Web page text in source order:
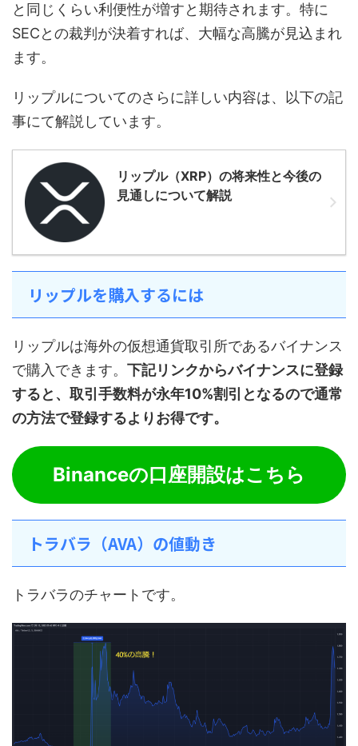
と同じくらい利便性が増すと期待されます。特に
SECとの裁判が決着すれば、大幅な高騰が見込まれ
ます。
リップルについてのさらに詳しい内容は、以下の記
事にて解説しています。
リップル（XRP）の将来性と今後の
見通しについて解説
リップルを購入するには
リップルは海外の仮想通貨取引所であるバイナンス
で購入できます。 下記リンクからバイナンスに登録
すると、取引手数料が永年10%割引となるので通常
の方法で登録するよりお得です。
Binanceの口座開設はこちら
トラバラ（AVA）の値動き
トラバラのチャートです。